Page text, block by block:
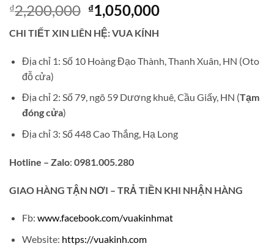
₫2,200,000 Giá
gốc
là:
₫2,200,000.
₫1,050,000Giá
là:
₫1,050,000.
CHI TIẾT XIN LIÊN HỆ: VUA KÍNH
Địa chỉ 1: Số 10 Hoàng Đạo Thành, Thanh Xuân, HN (Oto
đỗ cửa)
Địa chỉ 2: Số 79, ngõ 59 Dương khuê, Cầu Giấy, HN (Tạm
đóng cửa)
Địa chỉ 3: Số 448 Cao Thắng, Hạ Long
Hotline – Zalo: 0981.005.280
GIAO HÀNG TẬN NƠI – TRẢ TIỀN KHI NHẬN HÀNG
Fb: www.facebook.com/vuakinhmat
Website: https://vuakinh.com